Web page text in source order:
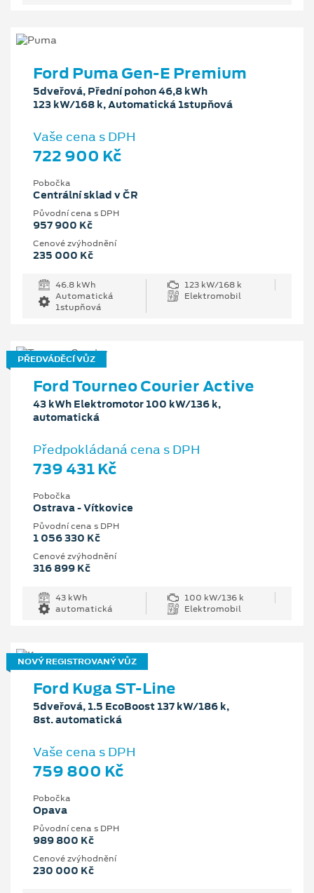
Ford Puma Gen-E Premium
5dveřová, Přední pohon 46,8 kWh
123 kW/168 k, Automatická 1stupňová
Vaše cena s DPH
722 900 Kč
Pobočka
Centrální sklad v ČR
Původní cena s DPH
957 900 Kč
Cenové zvýhodnění
235 000 Kč
46.8 kWh
123 kW/168 k
Automatická
1stupňová
Elektromobil
PŘEDVÁDĚCÍ VŮZ
Ford Tourneo Courier Active
43 kWh Elektromotor 100 kW/136 k,
automatická
Předpokládaná cena s DPH
739 431 Kč
Pobočka
Ostrava - Vítkovice
Původní cena s DPH
1 056 330 Kč
Cenové zvýhodnění
316 899 Kč
43 kWh
100 kW/136 k
automatická
Elektromobil
NOVÝ REGISTROVANÝ VŮZ
Ford Kuga ST-Line
5dveřová, 1.5 EcoBoost 137 kW/186 k,
8st. automatická
Vaše cena s DPH
759 800 Kč
Pobočka
Opava
Původní cena s DPH
989 800 Kč
Cenové zvýhodnění
230 000 Kč